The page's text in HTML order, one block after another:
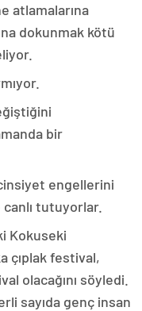
atlamalarına
dokunmak kötü
bir
engellerini
tutuyorlar.
Kokuseki
çıplak festival,
olacağını söyledi.
sayıda genç insan